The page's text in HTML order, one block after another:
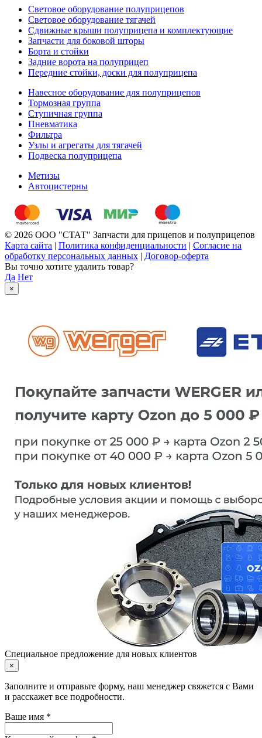
Световое оборудование полуприцепов
Световое оборудование тягачей
Сдвижные крыши полуприцепа и комплектующие
Запчасти для боковой шторы
Борта и стойки
Задние ворота на полуприцеп
Передние стойки, доски для полуприцепа
Навесное оборудование для полуприцепов
Тормозная группа
Ступичная группа
Пневматика
Фильтра
Узлы и агрегаты для тягачей
Подвеска полуприцепа
Метизы
Автоцистерны
© 2026 ООО "СТАТ" Запчасти для прицепов и полуприцепов
Карта сайта | Политика конфиденциальности | Согласие на
обработку персональных данных | Договор-оферта
Вы точно хотите удалить товар?
Да Нет
×
Специальное предложение для новых клиентов
×
Заполните и отправьте форму, наш менеджер свяжется с Вами
и расскажет все подробности.
Ваше имя *